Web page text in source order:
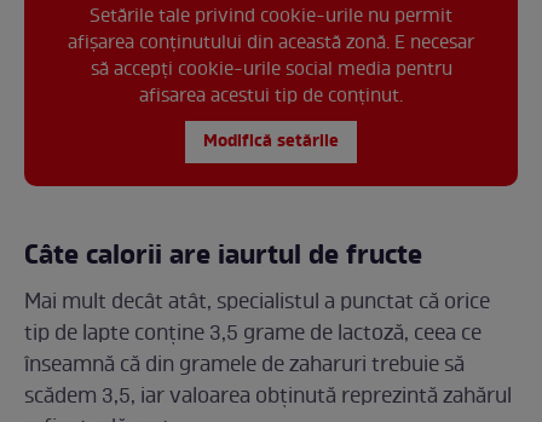
Setările tale privind cookie-urile nu permit
afișarea conținutului din această zonă. E necesar
să accepți cookie-urile social media pentru
afisarea acestui tip de conținut.
Modifică setările
Câte calorii are iaurtul de fructe
Mai mult decât atât, specialistul a punctat că orice
tip de lapte conține 3,5 grame de lactoză, ceea ce
înseamnă că din gramele de zaharuri trebuie să
scădem 3,5, iar valoarea obținută reprezintă zahărul